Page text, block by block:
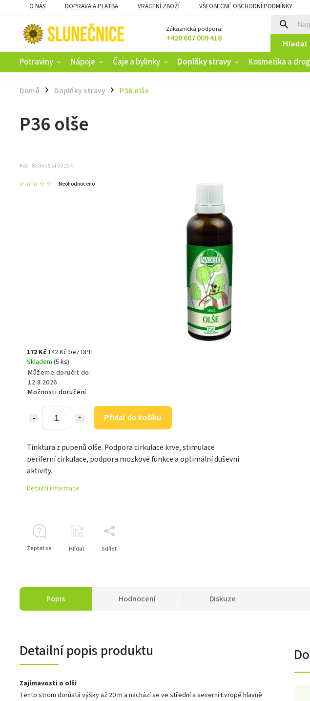
O NÁS DOPRAVA A PLATBA VRÁCENÍ ZBOŽÍ VŠEOBECNÉ OBCHODNÍ PODMÍNKY
VĚRNOSTNÍ PROGRAM
Zákaznická podpora:
+420 607 009 418 Hledat
Potraviny Nápoje Čaje a bylinky Doplňky stravy Kosmetika a
Domů / Doplňky stravy / P36 olše
P36 olše
Kód: 8594055100294
Neohodnoceno
172 Kč142 Kč bez DPH
Skladem (5 ks)
Můžeme doručit do:
12.8.2026
Možnosti doručení
Přidat do košíku
Tinktura z pupenů olše. Podpora cirkulace krve, stimulace
periferní cirkulace, podpora mozkové funkce a optimální duševní
aktivity.
Detailní informace
Zeptat se Hlídat Sdílet
Popis Hodnocení Diskuze
Detailní popis produktu
Zajímavosti o olši
Tento strom dorůstá výšky až 20 m a nachází se ve střední a severní Evropě hlavně